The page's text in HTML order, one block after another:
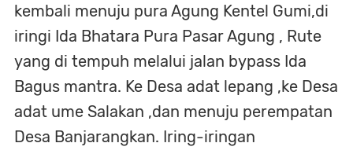
kembali menuju pura Agung Kentel Gumi,di
iringi Ida Bhatara Pura Pasar Agung , Rute
yang di tempuh melalui jalan bypass Ida
Bagus mantra. Ke Desa adat lepang ,ke Desa
adat ume Salakan ,dan menuju perempatan
Desa Banjarangkan. Iring-iringan